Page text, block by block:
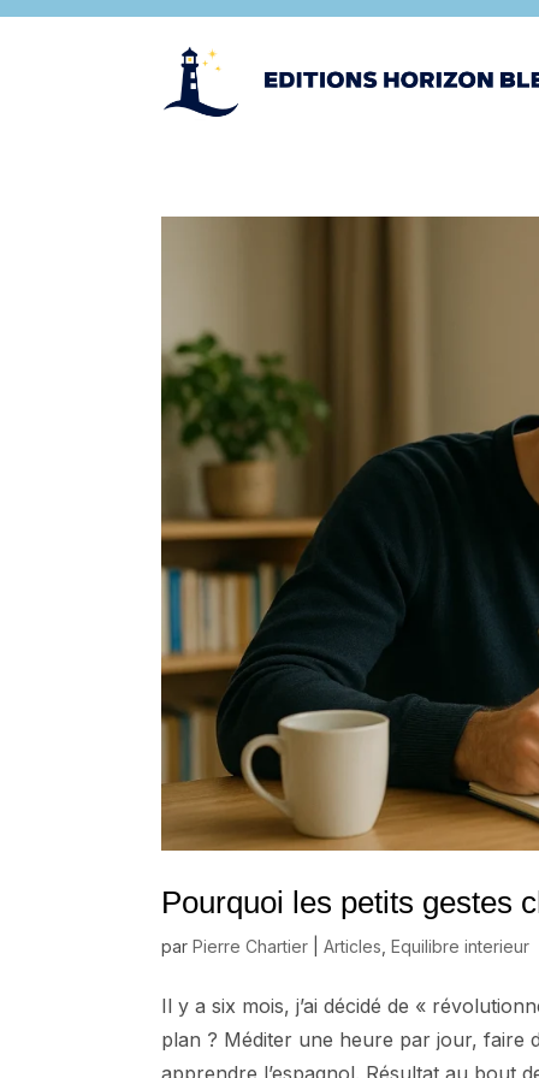
Pourquoi les petits gestes
par Pierre Chartier |Articles, Equilibre interieur
Il y a six mois, j’ai décidé de «
plan ? Méditer une heure par jour, faire